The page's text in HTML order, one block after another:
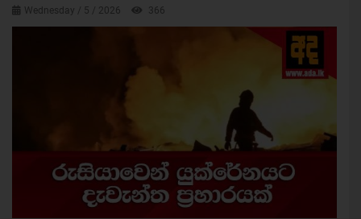
Wednesday / 5 / 2026 366